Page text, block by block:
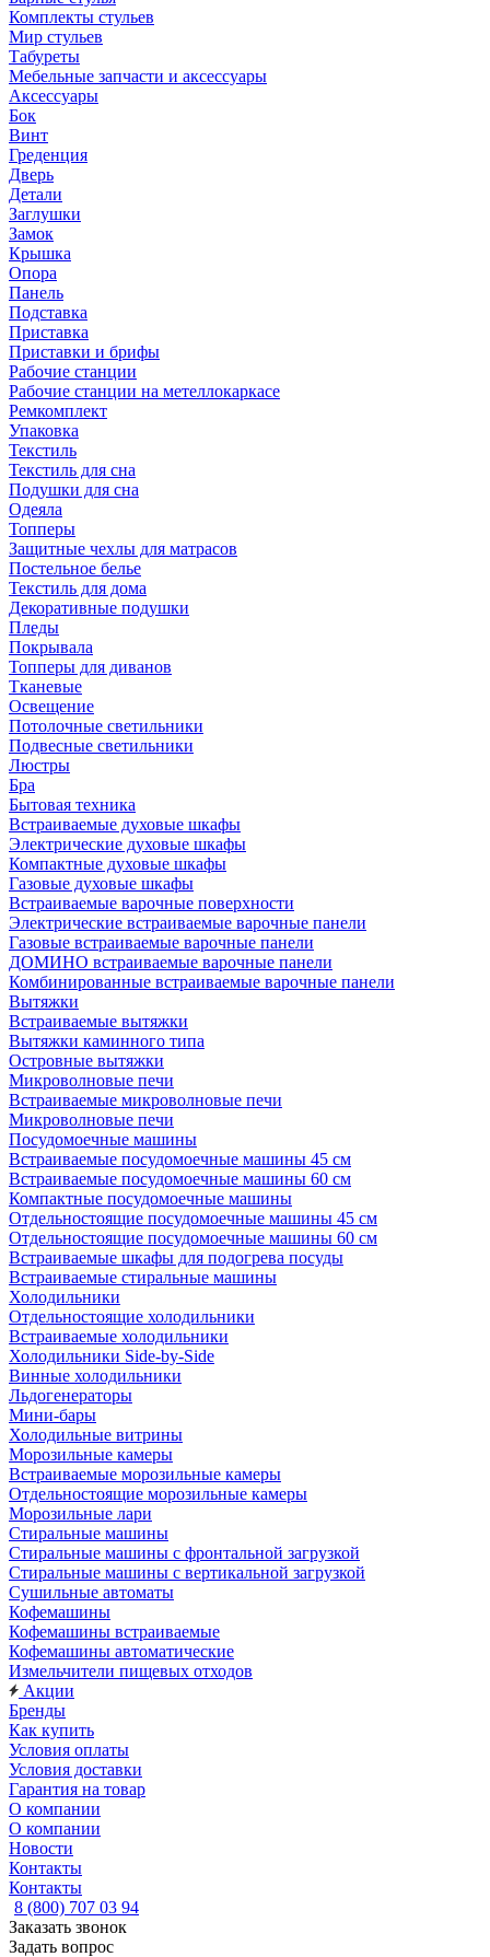
Комплекты стульев
Мир стульев
Табуреты
Мебельные запчасти и аксессуары
Аксессуары
Бок
Винт
Греденция
Дверь
Детали
Заглушки
Замок
Крышка
Опора
Панель
Подставка
Приставка
Приставки и брифы
Рабочие станции
Рабочие станции на метеллокаркасе
Ремкомплект
Упаковка
Текстиль
Текстиль для сна
Подушки для сна
Одеяла
Топперы
Защитные чехлы для матрасов
Постельное белье
Текстиль для дома
Декоративные подушки
Пледы
Покрывала
Топперы для диванов
Тканевые
Освещение
Потолочные светильники
Подвесные светильники
Люстры
Бра
Бытовая техника
Встраиваемые духовые шкафы
Электрические духовые шкафы
Компактные духовые шкафы
Газовые духовые шкафы
Встраиваемые варочные поверхности
Электрические встраиваемые варочные панели
Газовые встраиваемые варочные панели
ДОМИНО встраиваемые варочные панели
Комбинированные встраиваемые варочные панели
Вытяжки
Встраиваемые вытяжки
Вытяжки каминного типа
Островные вытяжки
Микроволновые печи
Встраиваемые микроволновые печи
Микроволновые печи
Посудомоечные машины
Встраиваемые посудомоечные машины 45 см
Встраиваемые посудомоечные машины 60 см
Компактные посудомоечные машины
Отдельностоящие посудомоечные машины 45 см
Отдельностоящие посудомоечные машины 60 см
Встраиваемые шкафы для подогрева посуды
Встраиваемые стиральные машины
Холодильники
Отдельностоящие холодильники
Встраиваемые холодильники
Холодильники Side-by-Side
Винные холодильники
Льдогенераторы
Мини-бары
Холодильные витрины
Морозильные камеры
Встраиваемые морозильные камеры
Отдельностоящие морозильные камеры
Морозильные лари
Стиральные машины
Стиральные машины с фронтальной загрузкой
Стиральные машины с вертикальной загрузкой
Сушильные автоматы
Кофемашины
Кофемашины встраиваемые
Кофемашины автоматические
Измельчители пищевых отходов
Акции
Бренды
Как купить
Условия оплаты
Условия доставки
Гарантия на товар
О компании
О компании
Новости
Контакты
Контакты
8 (800) 707 03 94
Заказать звонок
Задать вопрос